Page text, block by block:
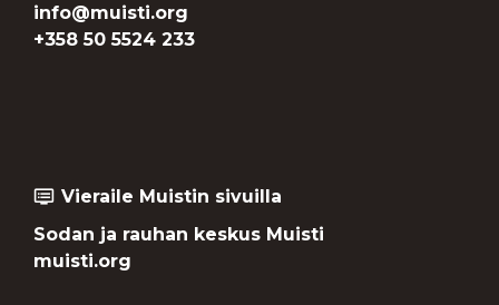
info@muisti.org
+358 50 5524 233
dvr Vieraile Muistin sivuilla
Sodan ja rauhan keskus Muisti
muisti.org